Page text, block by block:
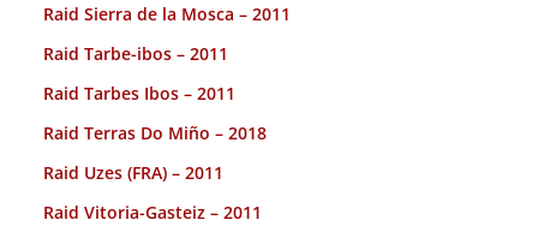
Raid Sierra de la Mosca – 2011
Raid Tarbe-ibos – 2011
Raid Tarbes Ibos – 2011
Raid Terras Do Miño – 2018
Raid Uzes (FRA) – 2011
Raid Vitoria-Gasteiz – 2011